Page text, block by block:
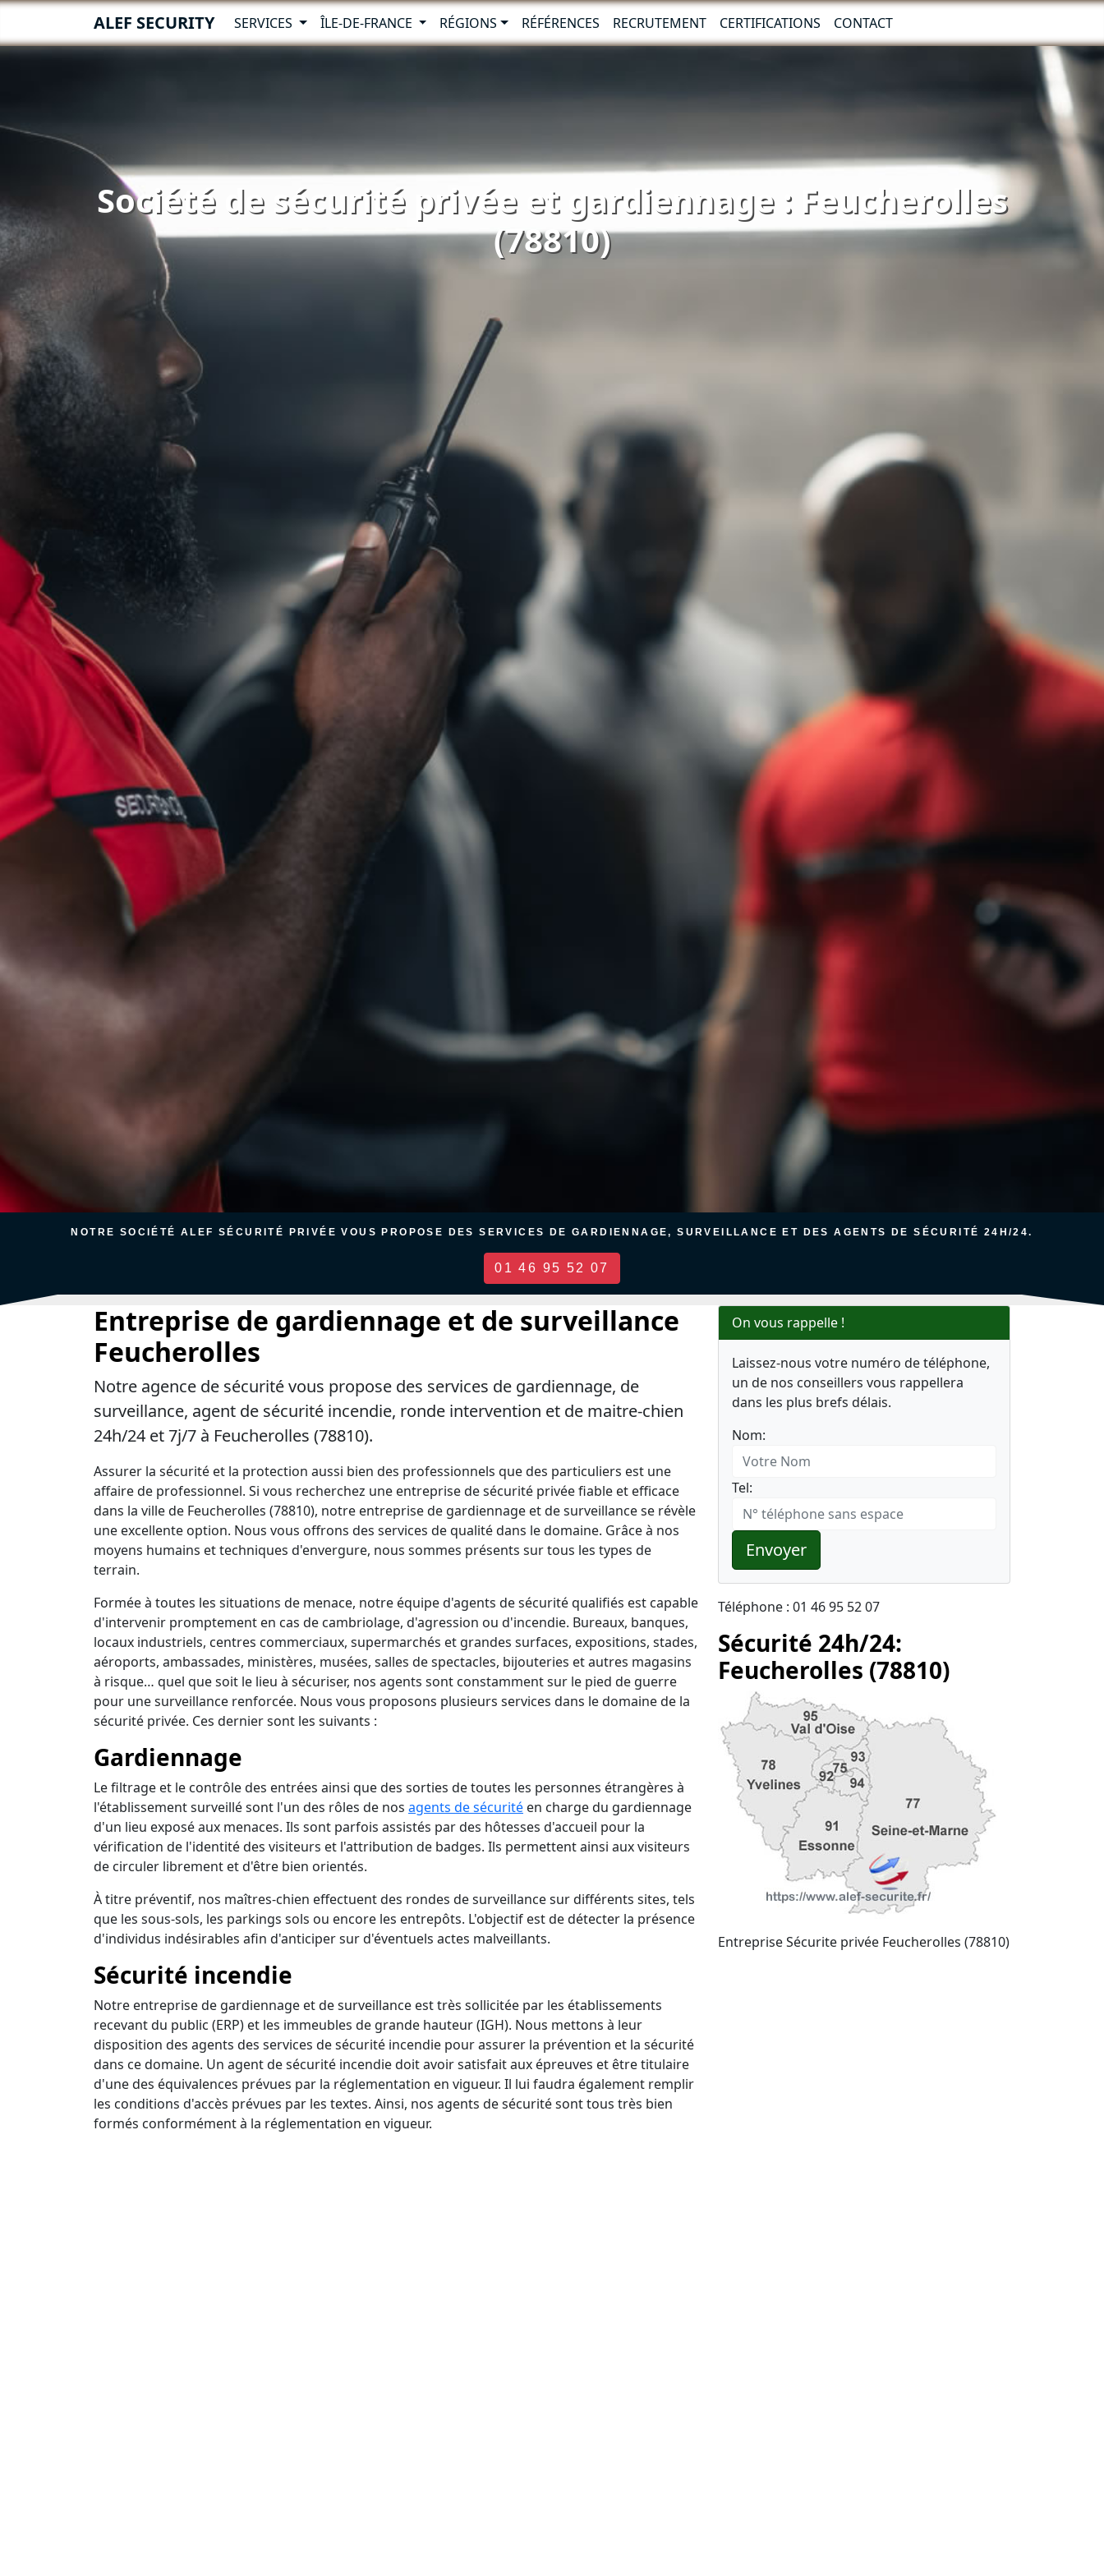
ALEF SECURITY SERVICES ÎLE-DE-FRANCE RÉGIONS RÉFÉRENCES RECRUTEMENT CERTIFICATIONS CONTACT
Société de sécurité privée et gardiennage : Feucherolles
(78810)
NOTRE SOCIÉTÉ ALEF SÉCURITÉ PRIVÉE VOUS PROPOSE DES SERVICES DE GARDIENNAGE, SURVEILLANCE ET DES AGENTS DE SÉCURITÉ 24H/24.
01 46 95 52 07
Entreprise de gardiennage et de surveillance
Feucherolles
Notre agence de sécurité vous propose des services de gardiennage, de
surveillance, agent de sécurité incendie, ronde intervention et de maitre-chien
24h/24 et 7j/7 à Feucherolles (78810).
Assurer la sécurité et la protection aussi bien des professionnels que des particuliers est une
affaire de professionnel. Si vous recherchez une entreprise de sécurité privée fiable et efficace
dans la ville de Feucherolles (78810), notre entreprise de gardiennage et de surveillance se révèle
une excellente option. Nous vous offrons des services de qualité dans le domaine. Grâce à nos
moyens humains et techniques d'envergure, nous sommes présents sur tous les types de
terrain.
Formée à toutes les situations de menace, notre équipe d'agents de sécurité qualifiés est capable
d'intervenir promptement en cas de cambriolage, d'agression ou d'incendie. Bureaux, banques,
locaux industriels, centres commerciaux, supermarchés et grandes surfaces, expositions, stades,
aéroports, ambassades, ministères, musées, salles de spectacles, bijouteries et autres magasins
à risque… quel que soit le lieu à sécuriser, nos agents sont constamment sur le pied de guerre
pour une surveillance renforcée. Nous vous proposons plusieurs services dans le domaine de la
sécurité privée. Ces dernier sont les suivants :
Gardiennage
Le filtrage et le contrôle des entrées ainsi que des sorties de toutes les personnes étrangères à
l'établissement surveillé sont l'un des rôles de nos agents de sécurité en charge du gardiennage
d'un lieu exposé aux menaces. Ils sont parfois assistés par des hôtesses d'accueil pour la
vérification de l'identité des visiteurs et l'attribution de badges. Ils permettent ainsi aux visiteurs
de circuler librement et d'être bien orientés.
À titre préventif, nos maîtres-chien effectuent des rondes de surveillance sur différents sites, tels
que les sous-sols, les parkings sols ou encore les entrepôts. L'objectif est de détecter la présence
d'individus indésirables afin d'anticiper sur d'éventuels actes malveillants.
Sécurité incendie
Notre entreprise de gardiennage et de surveillance est très sollicitée par les établissements
recevant du public (ERP) et les immeubles de grande hauteur (IGH). Nous mettons à leur
disposition des agents des services de sécurité incendie pour assurer la prévention et la sécurité
dans ce domaine. Un agent de sécurité incendie doit avoir satisfait aux épreuves et être titulaire
d'une des équivalences prévues par la réglementation en vigueur. Il lui faudra également remplir
les conditions d'accès prévues par les textes. Ainsi, nos agents de sécurité sont tous très bien
formés conformément à la réglementation en vigueur.
On vous rappelle !
Laissez-nous votre numéro de téléphone,
un de nos conseillers vous rappellera
dans les plus brefs délais.
Nom:
Tel:
Envoyer
Téléphone : 01 46 95 52 07
Sécurité 24h/24:
Feucherolles (78810)
Entreprise Sécurite privée Feucherolles (78810)